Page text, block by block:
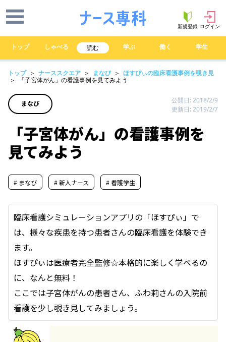
新規登録 ログイン
トップ しゃべる 読む 学ぶ 働く 学生
トップ ＞ ナーススクエア ＞ まなび ＞ ほすぴぃの臨床看護事例を覗き見
＞ 「子宮体がん」の看護事例を見てみよう
まなび
公開日: 2018/2/9
更新日: 2019/2/7
「子宮体がん」の看護事例を
見てみよう
# まなび # 新人ナース # 看護学生
臨床看護シミュレーションアプリの「ほすぴぃ」で
は、様々な疾患を持つ患者さんの臨床看護を体験でき
ます。
ほすぴぃは医療者完全監修☆本格的に楽しく学べるの
に、なんと無料！
ここでは子宮体がんの患者さん、ふわ莉さんの入院前
看護を少し覗き見してみましょう。